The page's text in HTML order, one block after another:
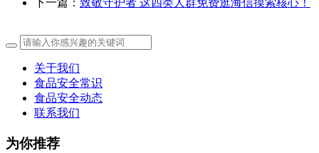
下一篇： 致敬守护者 这四类人群免费逛海信摸索核心！
关于我们
食品安全常识
食品安全动态
联系我们
为你推荐